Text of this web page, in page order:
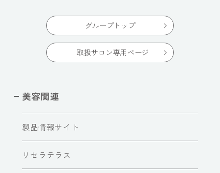
グループトップ
取扱サロン専用ページ
美容関連
製品情報サイト
リセラテラス